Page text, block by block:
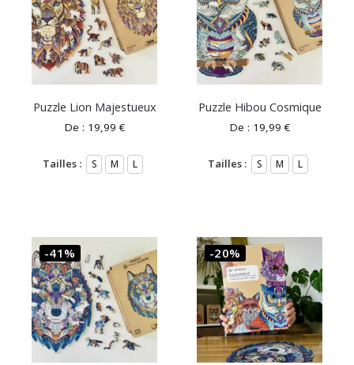
Puzzle Lion Majestueux
De : 19,99€
Tailles : S M L
Puzzle Hibou Cosmique
De : 19,99€
Tailles : S M L
-41% -20%